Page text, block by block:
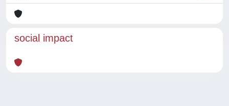
social impact